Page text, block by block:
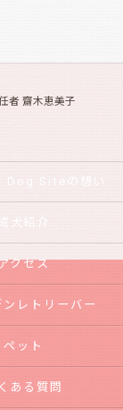
者 齋木恵美子
Dog Siteの想い
成犬紹介
クセス
ンレトリーバー
ペット
ある質問